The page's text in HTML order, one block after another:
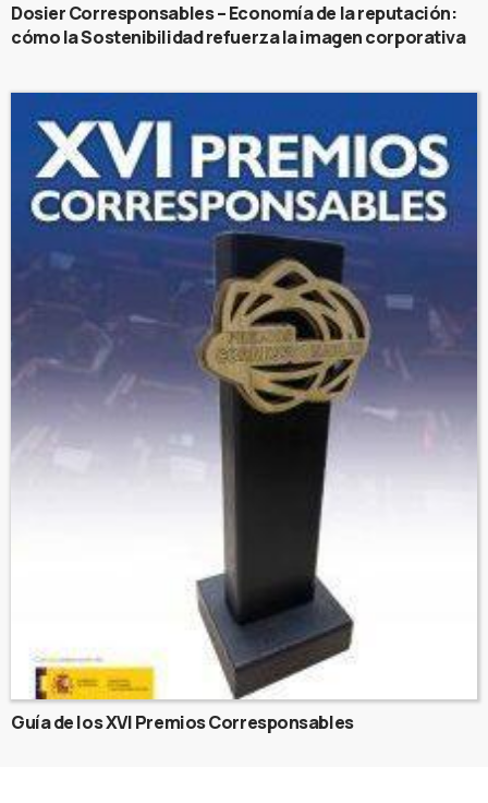
Dosier Corresponsables – Economía de la reputación:
cómo la Sostenibilidad refuerza la imagen corporativa
Guía de los XVI Premios Corresponsables